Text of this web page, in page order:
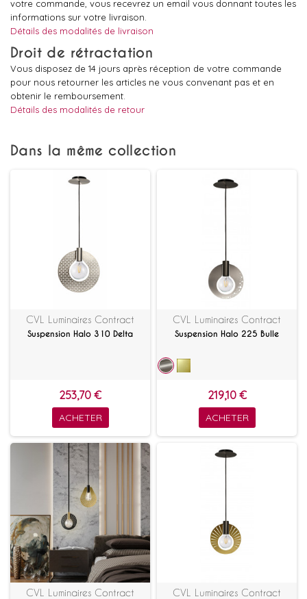
votre commande, vous recevrez un email vous donnant toutes les
informations sur votre livraison.
Détails des modalités de livraison
Droit de rétractation
Vous disposez de 14 jours après réception de votre commande
pour nous retourner les articles ne vous convenant pas et en
obtenir le remboursement.
Détails des modalités de retour
Dans la même collection
CVL Luminaires Contract
Suspension Halo 310 Delta
253,70 €
ACHETER
CVL Luminaires Contract
Suspension Halo 225 Bulle
219,10 €
ACHETER
CVL Luminaires Contract CVL Luminaires Contract